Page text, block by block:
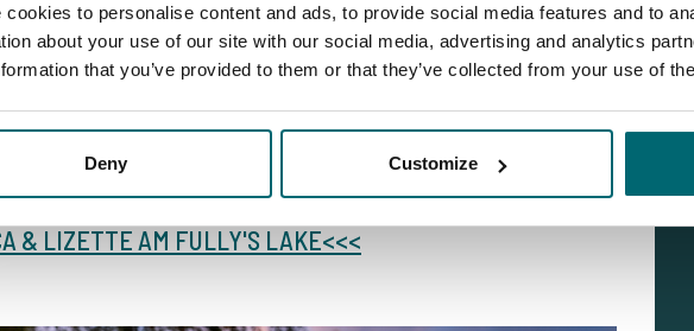
cookies to personalise content and ads, to provide social media features and to
about your use of our site with our social media, advertising and analytics
that you’ve provided to them or that they’ve collected from your use of
Deny Customize
Privatsee, der sich aufgrund seiner Form, der Lage die Stellen und
ideal für ein Social mit Freunden eignet.
wenn ja wäre es nett einen „Daum hoch“ zu hinterlassen :-) Viel Spaß
& LIZETTE AM FULLY'S LAKE<<<